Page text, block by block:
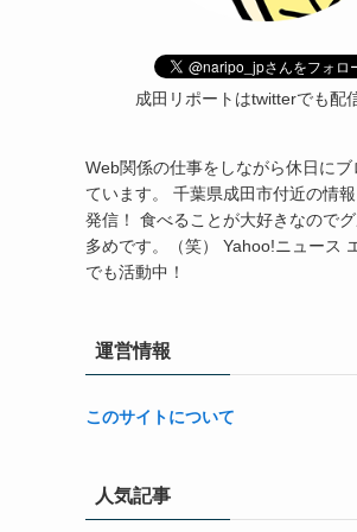
成田リポートはtwitterでも配
Web関係の仕事をしながら休日にブ
ています。 千葉県成田市付近の情
発信！ 食べることが大好きなので
多めです。（笑） Yahoo!ニュース
でも活動中！
運営情報
このサイトについて
人気記事